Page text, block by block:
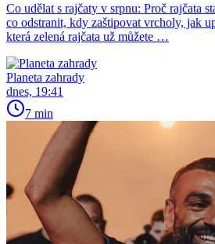
Co udělat s rajčaty v srpnu: Proč rajčata
co odstranit, kdy zaštipovat vrcholy, jak
která zelená rajčata už můžete …
Planeta zahrady
dnes, 19:41
7 min